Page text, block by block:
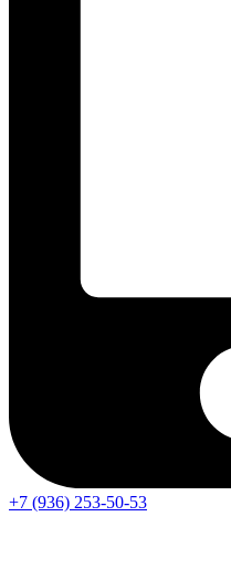
+7 (936) 253-50-53